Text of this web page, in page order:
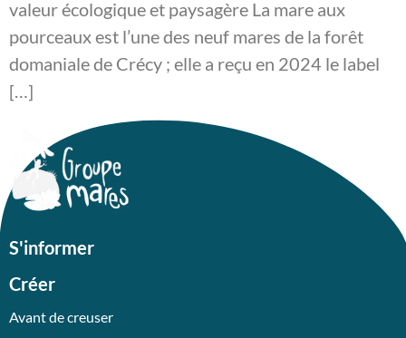
valeur écologique et paysagère La mare aux
pourceaux est l’une des neuf mares de la forêt
domaniale de Crécy ; elle a reçu en 2024 le label
[…]
S'informer
Créer
Avant de creuser